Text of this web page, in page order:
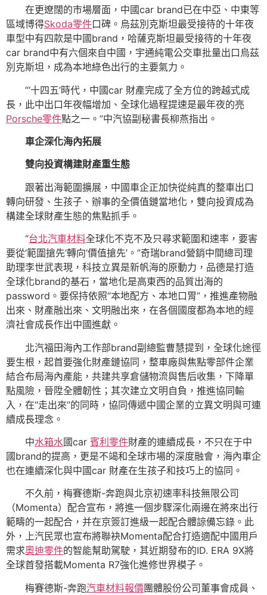
在更遼闊的市場層面，中國car brand已在中亞、中東等
區域博得Skoda零件口碑。烏茲別克斯坦最受接待的十年夜
車型中有四款是中國brand，哈薩克斯坦最受接待的十年夜
car brand中有六個來自中國，宇通純電公交車批量出口烏茲
別克斯坦，成為本地綠色出行的主要氣力。
“‘十四五’時代，中國car 財產完成了全方位的跨越式成
長，此中出口年夜幅增加、全球化過程提速是最年夜的亮
Porsche零件點之一。”中汽協副秘書長柳燕指出。
車企深化海內拓展
雙向投資構建財產重生態
跟著出海範圍擴展，中國車企正加快從純真的整車出口
轉向研發、生孩子、辦事的全價值鏈當地化，雙向投資成為
構建全球財產生態的焦點抓手。
“台北汽車材料全球化不克不及只尋求範圍和速率，要害
要從‘範圍搶先’轉向‘價值搶先’。”奇瑞brand營銷中間總司理
助理李世武表現，科技立異是新帆海的原動力，品德是打造
全球化brand的基石，當地化是高東西的品質出海的
password。要保持依照“本地配方、本地口胃”，推進產物融
出來、財產融出來、文明融出來，在各個國度都為本地的經
濟社會成長作出中國進獻。
北汽福田海內工作部brand副總監曹慧提到，全球化途徑
要生根，起首要強化財產鏈協同，整車廠與焦點零部件企業
結合布局海內產能，共建共享倉儲物流與售后收集，下降單
點風險，晉陞全體韌性；其次建立文明自負，推進協同輸
入，在“走出來”的同時，協同傳遞中國企業的立異文明與可連
續成長理念。
中水箱水國car 賓利零件財產的連續成長，不只在于中
國brand的提高，更是不竭和全球市場的深度融會，海內車企
也在連續深化與中國car 財產在生孩子和技巧上的協同。
不久前，梅賽德斯-奔跑與北京初速率科技無限公司
（Momenta）配合宣布，將進一個步驟深化兩邊在將來出行
範疇的一起配合，并在京簽訂進級一起配合體諒備忘錄。此
外，上汽民眾也宣布將聯袂Momenta配合打造適配中國用戶
需求奧迪零件的智能幫助駕駛，其近期發布的ID. ERA 9X將
全球首發搭載Momenta R7強化進修世界模子。
梅賽德斯-奔跑汽車材料報價團體股份公司董事會成員、